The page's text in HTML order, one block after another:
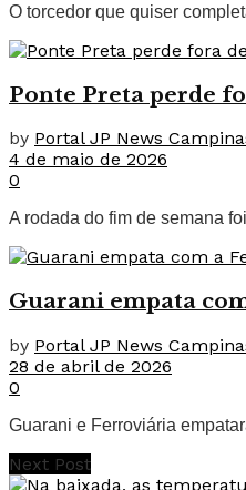
O torcedor que quiser
Ponte Preta perde
by Portal JP News
4 de maio de 2026
0
A rodada do fim de semana
Guarani empata
by Portal JP News
28 de abril de 2026
0
Guarani e Ferroviária
Next Post